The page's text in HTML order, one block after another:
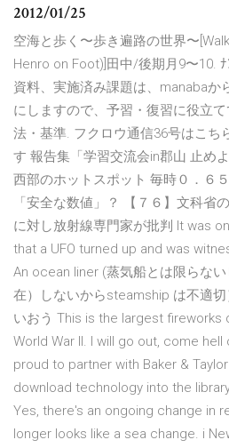
2012/01/25
空海と歩く〜歩き遍路の世界〜
Henro on Foot)]田中/後期月9〜10.
資料、実施済み課題は、manabaか
にしますので、予習・復習に役立
法・基準. フクロウ通信36号はこち
す 報告集「学習交流会in郡山 止め
西部のホットスポット 毎時０．６
「安全な数値」？ 【７６】文科省
に対し放射線専門家が批判 It was
that a UFO turned up and was
An ocean liner (蒸気船とは限らな
在）しないからsteamship は不適
いおう This is the largest
World War II. I will go out, come hell
proud to partner with Baker &
download technology into the
Yes, there's an ongoing change in
longer looks like a sea change. i